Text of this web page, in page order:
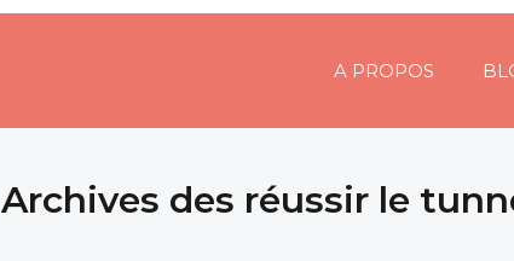
A PROPOS
Archives des réussir le